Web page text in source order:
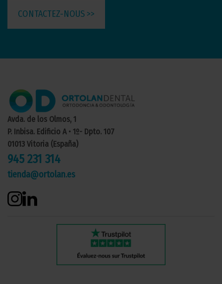
CONTACTEZ-NOUS >>
Avda. de los Olmos, 1
P. Inbisa. Edificio A • 1º- Dpto. 107
01013 Vitoria (España)
945 231 314
tienda@ortolan.es